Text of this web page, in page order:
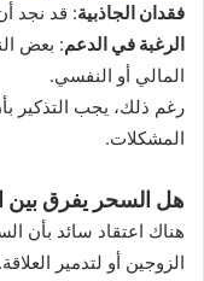
فقدان الجاذبية: قد نجد
الرغبة في الدعم: بعض
المالي أو النفسي.
رغم ذلك، يجب التذكير
المشكلات.
هل السحر يفرق بين
هناك اعتقاد سائد بأن
الزوجين أو لتدمير